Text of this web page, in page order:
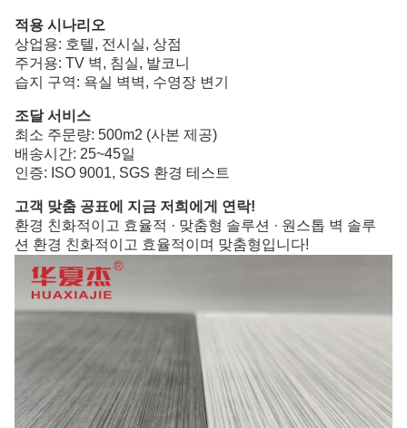
적용 시나리오
상업용: 호텔, 전시실, 상점
주거용: TV 벽, 침실, 발코니
습지 구역: 욕실 벽벽, 수영장 변기
조달 서비스
최소 주문량: 500m2 (사본 제공)
배송시간: 25~45일
인증: ISO 9001, SGS 환경 테스트
고객 맞춤 공표에 지금 저희에게 연락!
환경 친화적이고 효율적 · 맞춤형 솔루션 · 원스톱 벽 솔루
션 환경 친화적이고 효율적이며 맞춤형입니다!